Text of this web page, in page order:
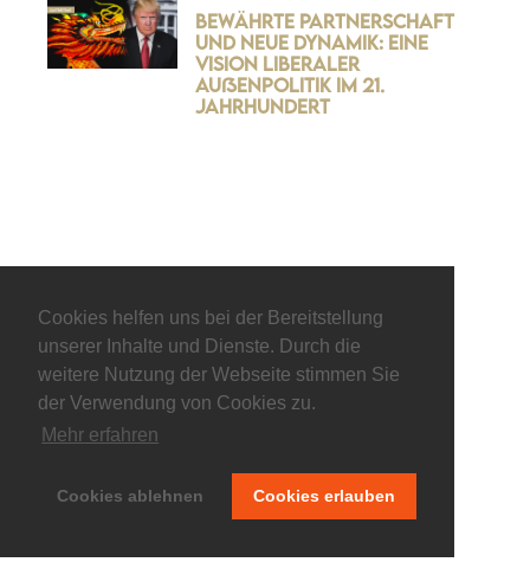
Cookies helfen uns bei der Bereitstellung
unserer Inhalte und Dienste. Durch die
weitere Nutzung der Webseite stimmen Sie
der Verwendung von Cookies zu.
Mehr erfahren
Cookies ablehnen Cookies erlauben
Bewährte Partnerschaft
und neue Dynamik: Eine
Vision liberaler
Außenpolitik im 21.
Jahrhundert
Datenschutzerklärung Impressum Kontakt